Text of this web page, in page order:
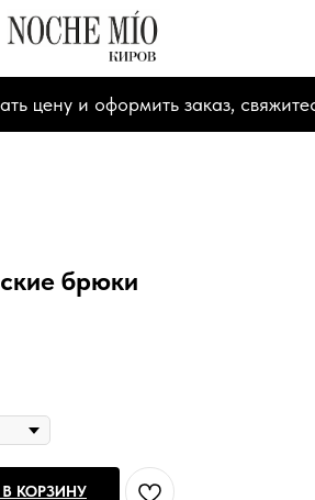
и оформить заказ,
брюки
КОРЗИНУ